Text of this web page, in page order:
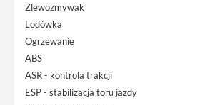
Zlewozmywak
Lodówka
Ogrzewanie
ABS
ASR - kontrola trakcji
ESP - stabilizacja toru jazdy